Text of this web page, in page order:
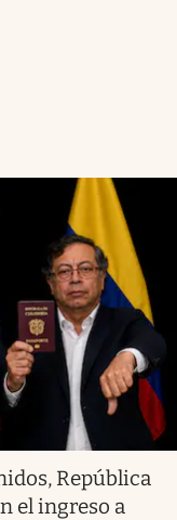
República
el ingreso a